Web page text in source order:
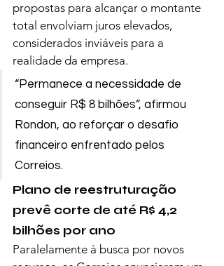
propostas para alcançar o montante
total envolviam juros elevados,
considerados inviáveis para a
realidade da empresa.
“Permanece a necessidade de
conseguir R$ 8 bilhões”, afirmou
Rondon, ao reforçar o desafio
financeiro enfrentado pelos
Correios.
Plano de reestruturação
prevê corte de até R$ 4,2
bilhões por ano
Paralelamente à busca por novos